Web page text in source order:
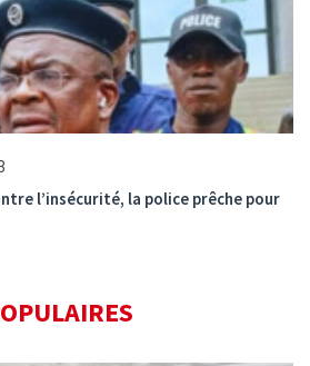
l’insécurité, la police prêche pour